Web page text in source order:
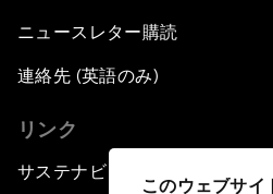
このウェブサ
ニュースレター購読
連絡先 (英語のみ)
リンク
サステナビリティへの取り組み